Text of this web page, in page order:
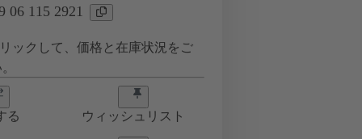
06 115 2921
ックして、価格と在庫状況をご
る ウィッシュリスト